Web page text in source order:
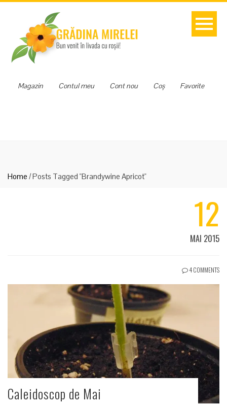
Favorite
Coș
Cont nou
Contul meu
Magazin
Home /Posts Tagged "Brandywine Apricot"
12
MAI 2015
4 COMMENTS
Caleidoscop de Mai